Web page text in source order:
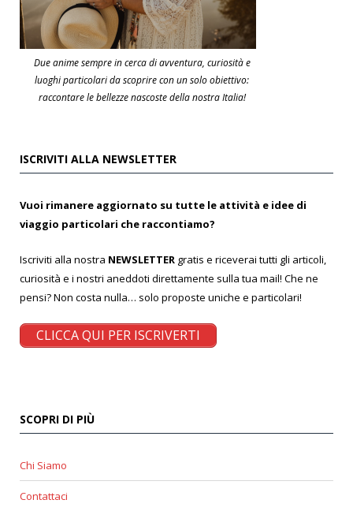
Due anime sempre in cerca di avventura, curiosità e
luoghi particolari da scoprire con un solo obiettivo:
raccontare le bellezze nascoste della nostra Italia!
ISCRIVITI ALLA NEWSLETTER
Vuoi rimanere aggiornato su tutte le attività e idee di
viaggio particolari che raccontiamo?
Iscriviti alla nostra NEWSLETTER gratis e riceverai tutti gli articoli,
curiosità e i nostri aneddoti direttamente sulla tua mail! Che ne
pensi? Non costa nulla… solo proposte uniche e particolari!
CLICCA QUI PER ISCRIVERTI
SCOPRI DI PIÙ
Chi Siamo
Contattaci